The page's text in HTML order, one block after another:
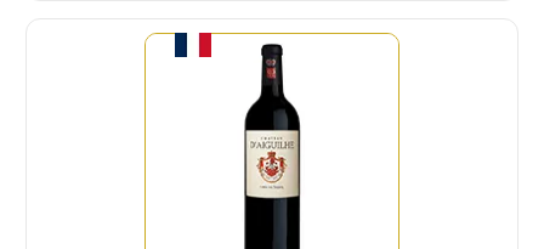
Menge